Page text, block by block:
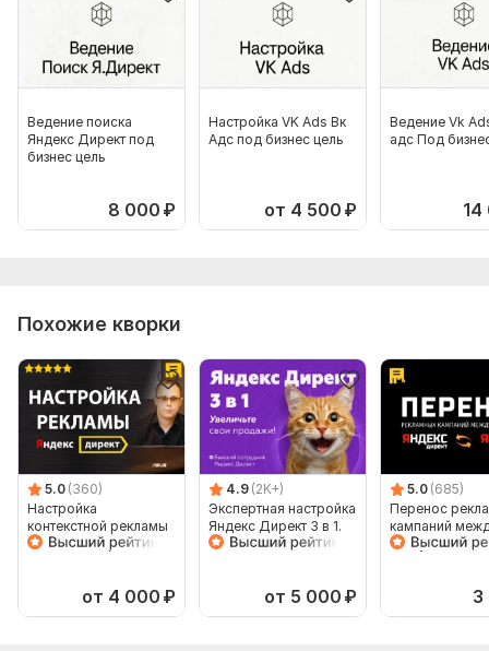
Ведение поиска
Яндекс Директ под
бизнес цель
8 000 ₽
Настройка VK Ads Вк
Адс под бизнес цель
от 4 500 ₽
Ведение Vk
адс Под
Похожие кворки
5.0 (360)
Настройка
контекстной рекламы
в Яндекс Директ под
от 4 000 ₽
4.9 (2K+)
Экспертная настройка
Яндекс Директ 3 в 1.
Поиск, РСЯ и
от 5 000 ₽
5.0 (685)
Перенос
кампаний
Аккаунтами
3